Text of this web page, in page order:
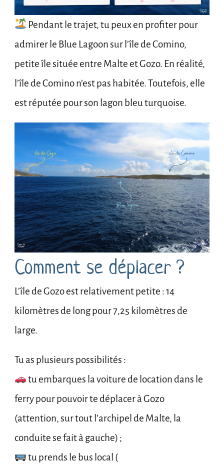
Pendant le trajet, tu peux en profiter pour
admirer le Blue Lagoon sur l’île de Comino,
petite île située entre Malte et Gozo. En réalité,
l’île de Comino n’est pas habitée. Toutefois, elle
est réputée pour son lagon bleu turquoise.
Comment se déplacer ?
L’île de Gozo est relativement petite : 14
kilomètres de long pour 7,25 kilomètres de
large.
Tu as plusieurs possibilités :
tu embarques la voiture de location dans le
ferry pour pouvoir te déplacer à Gozo
(attention, sur tout l’archipel de Malte, la
conduite se fait à gauche) ;
tu prends le bus local (